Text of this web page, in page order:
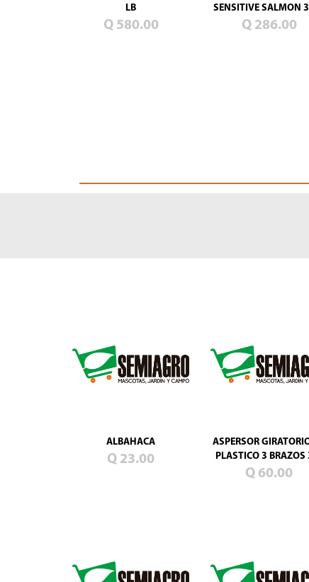
LB
Q 580.00
SENSITIVE SALMON
Q 286.00
ALBAHACA
Q 23.00
ASPERSOR
PLASTICO 3
Q 60.00